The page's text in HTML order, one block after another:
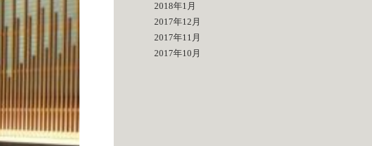
2018年1月
2017年12月
2017年11月
2017年10月